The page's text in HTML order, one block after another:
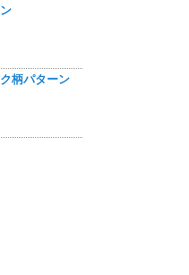
柄パターン